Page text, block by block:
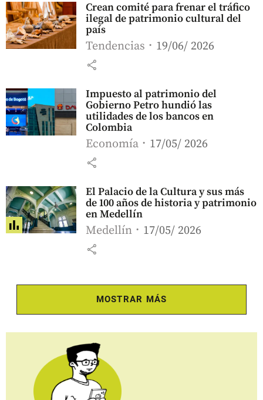
Crean comité para frenar el tráfico
ilegal de patrimonio cultural del
país
Tendencias 19/06/ 2026
share
Impuesto al patrimonio del
Gobierno Petro hundió las
utilidades de los bancos en
Colombia
Economía 17/05/ 2026
share
El Palacio de la Cultura y sus más
de 100 años de historia y patrimonio
en Medellín
Medellín 17/05/ 2026
share
MOSTRAR MÁS